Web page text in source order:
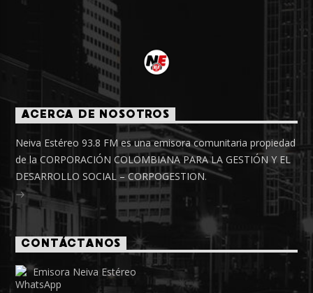
ACERCA DE NOSOTROS
Neiva Estéreo 93.8 FM es una emisora comunitaria propiedad
de la CORPORACIÓN COLOMBIANA PARA LA GESTIÓN Y EL
DESARROLLO SOCIAL – CORPOGESTION.
CONTÁCTANOS
Emisora Neiva Estéreo